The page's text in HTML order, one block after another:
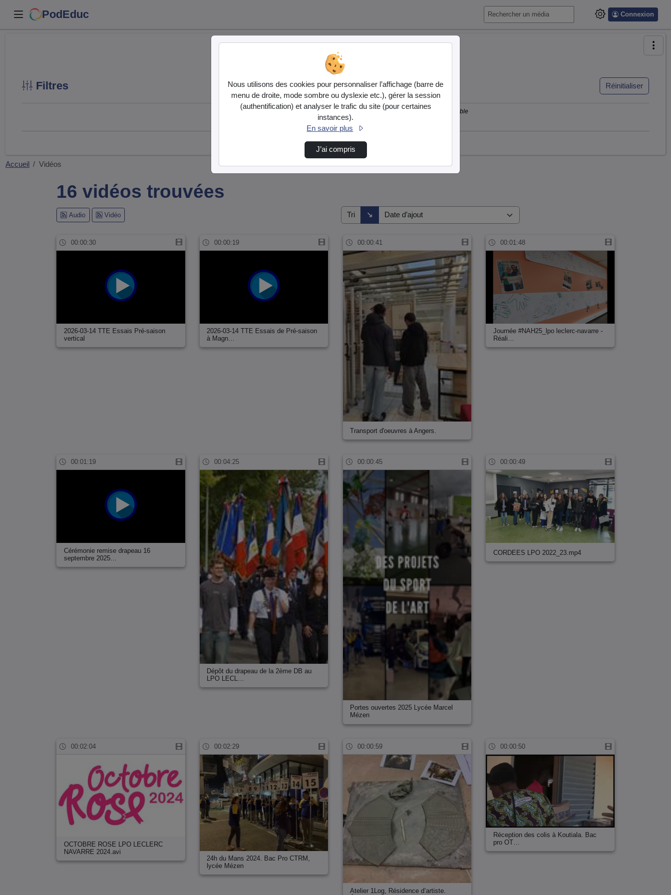
PodEduc Connexion
Filtres Réinitialiser
Accueil Vidéos
16 vidéos trouvées
Audio Vidéo Tri ↘
Direction de tri
00:00:30
2026-03-14 TTE Essais Pré-saison
vertical
00:00:19
2026-03-14 TTE Essais de Pré-saison
à Magn…
00:00:41
Transport d'oeuvres à Angers.
00:01:48
Journée #NAH25_lpo leclerc-navarre ‐
Réali…
00:01:19
Cérémonie remise drapeau 16
septembre 2025…
00:04:25
Dépôt du drapeau de la 2ème DB au
LPO LECL…
00:00:45
Portes ouvertes 2025 Lycée Marcel
Mézen
00:00:49
CORDEES LPO 2022_23.mp4
00:02:04
OCTOBRE ROSE LPO LECLERC
NAVARRE 2024.avi
00:02:29
24h du Mans 2024. Bac Pro CTRM,
lycée Mézen
00:00:59
Atelier 1Log, Résidence d’artiste.
00:00:50
Réception des colis à Koutiala. Bac
pro OT…
Nous utilisons des cookies pour personnaliser l’affichage (barre de
menu de droite, mode sombre ou dyslexie etc.), gérer la session
(authentification) et analyser le trafic du site (pour certaines
instances).
En savoir plus
J’ai compris